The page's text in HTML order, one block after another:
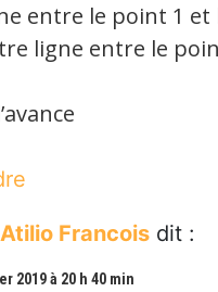
entre le point 1 et
ligne entre le
Atilio Francois dit :
2019 à 20 h 40 min